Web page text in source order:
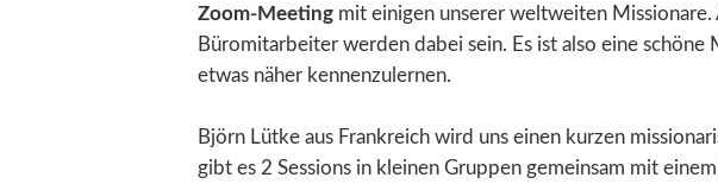
Zoom-Meeting mit einigen unserer weltweiten
Büromitarbeiter werden dabei sein. Es ist also eine
etwas näher kennenzulernen.
Björn Lütke aus Frankreich wird uns einen kurzen
gibt es 2 Sessions in kleinen Gruppen gemeinsam mit